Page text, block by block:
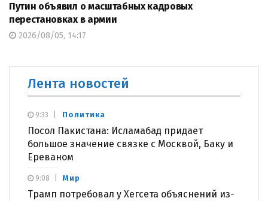
Путин объявил о масштабных кадровых
перестановках в армии
2026/08/05, 14:17
Лента новостей
Политика
Посол Пакистана: Исламабад придает
большое значение связке с Москвой, Баку и
Ереваном
9:33
Мир
Трамп потребовал у Хегсета объяснений из-
9:08